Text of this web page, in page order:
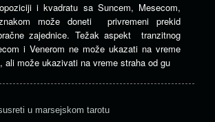
i kvadratu sa Suncem, Mesecom,
može doneti privremeni prekid
zajednice. Težak aspekt tranzitnog
i Venerom ne može ukazati na vreme
ali može ukazivati ​​na vreme straha od gu
u marsejskom tarotu